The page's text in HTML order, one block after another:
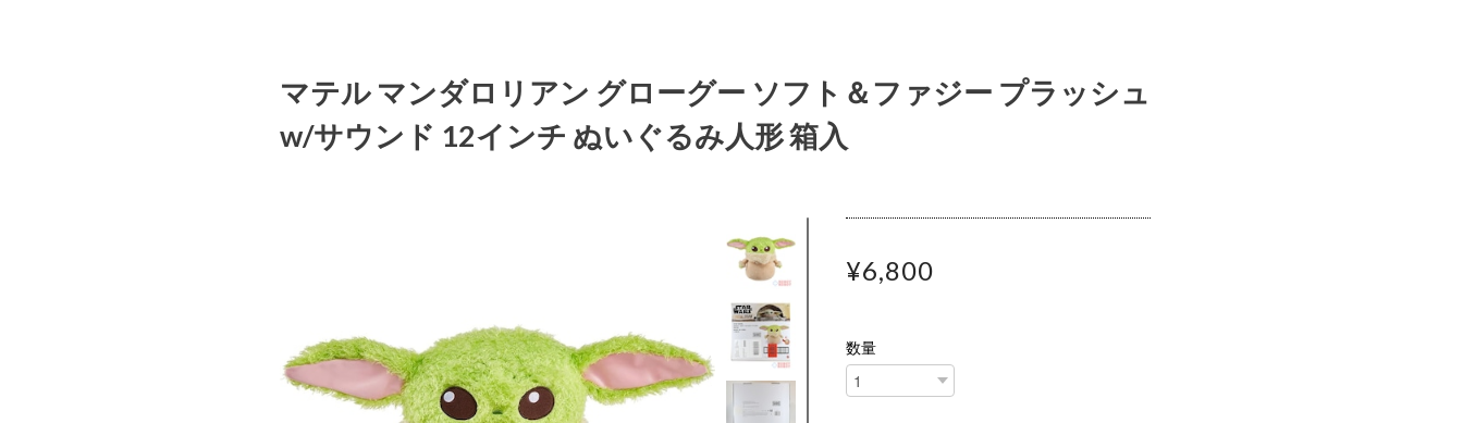
マテル マンダロリアン グローグー ソフト＆ファジー プラッシュ
w/サウンド 12インチ ぬいぐるみ人形 箱入
¥6,800
数量